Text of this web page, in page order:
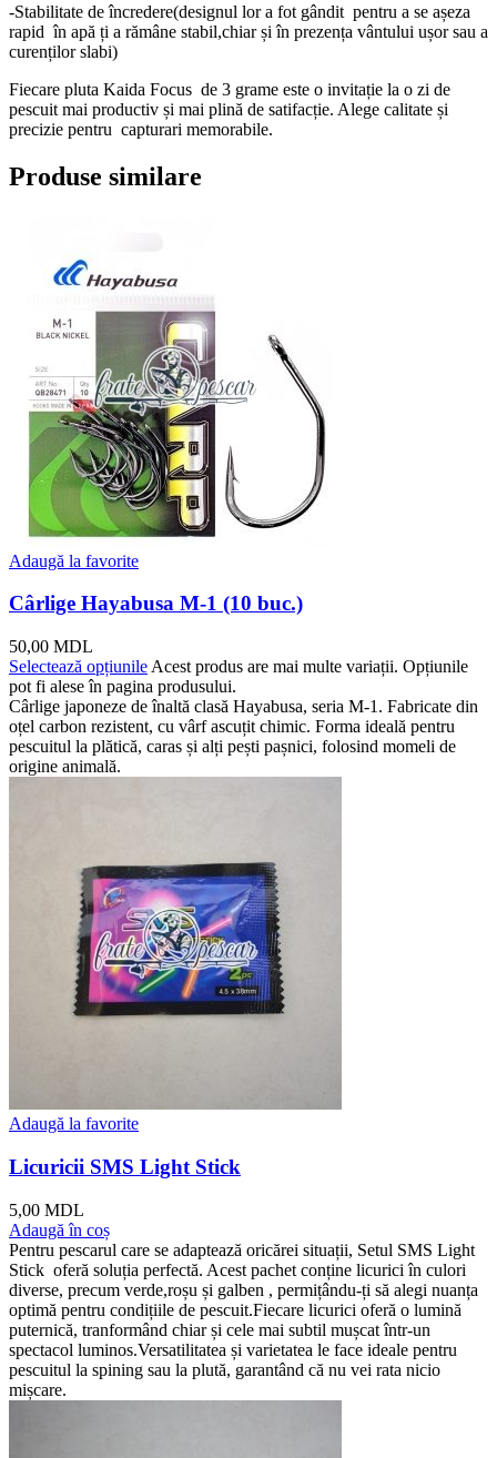
-Stabilitate de încredere(designul lor a fot gândit pentru a se așeza
rapid în apă ți a rămâne stabil,chiar și în prezența vântului ușor sau a
curenților slabi)
Fiecare pluta Kaida Focus de 3 grame este o invitație la o zi de
pescuit mai productiv și mai plină de satifacție. Alege calitate și
precizie pentru capturari memorabile.
Produse similare
Adaugă la favorite
Cârlige Hayabusa M-1 (10 buc.)
50,00 MDL
Selectează opțiunile Acest produs are mai multe variații. Opțiunile
pot fi alese în pagina produsului.
Cârlige japoneze de înaltă clasă Hayabusa, seria M-1. Fabricate din
oțel carbon rezistent, cu vârf ascuțit chimic. Forma ideală pentru
pescuitul la plătică, caras și alți pești pașnici, folosind momeli de
origine animală.
Adaugă la favorite
Licuricii SMS Light Stick
5,00 MDL
Adaugă în coș
Pentru pescarul care se adaptează oricărei situații, Setul SMS Light
Stick oferă soluția perfectă. Acest pachet conține licurici în culori
diverse, precum verde,roșu și galben , permițându-ți să alegi nuanța
optimă pentru condițiile de pescuit.Fiecare licurici oferă o lumină
puternică, tranformând chiar și cele mai subtil mușcat într-un
spectacol luminos.Versatilitatea și varietatea le face ideale pentru
pescuitul la spining sau la plută, garantând că nu vei rata nicio
mișcare.